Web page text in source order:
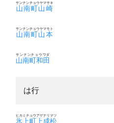
山南町山崎
サンナンチョウヤマサキ
山南町山本
サンナンチョウヤマモト
山南町和田
サンナンチョウワダ
は行
氷上町上成松
ヒカミチョウアゲナリマツ